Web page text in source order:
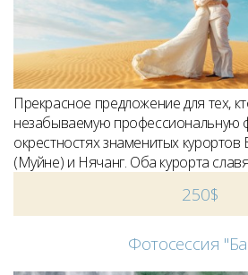
Прекрасное предложение для тех,
незабываемую профессиональную
окрестностях знаменитых
(Муйне) и Нячанг. Оба курорта
250$
Фотосессия